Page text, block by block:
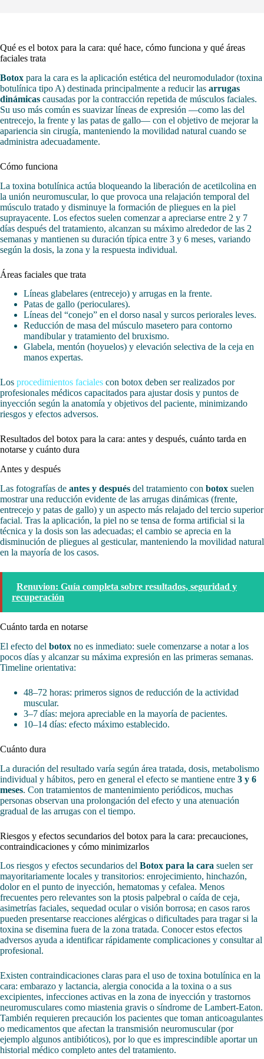
Qué es el botox para la cara: qué hace, cómo funciona y qué áreas
faciales trata
Botox para la cara es la aplicación estética del neuromodulador (toxina
botulínica tipo A) destinada principalmente a reducir las arrugas
dinámicas causadas por la contracción repetida de músculos faciales.
Su uso más común es suavizar líneas de expresión —como las del
entrecejo, la frente y las patas de gallo— con el objetivo de mejorar la
apariencia sin cirugía, manteniendo la movilidad natural cuando se
administra adecuadamente.
Cómo funciona
La toxina botulínica actúa bloqueando la liberación de acetilcolina en
la unión neuromuscular, lo que provoca una relajación temporal del
músculo tratado y disminuye la formación de pliegues en la piel
suprayacente. Los efectos suelen comenzar a apreciarse entre 2 y 7
días después del tratamiento, alcanzan su máximo alrededor de las 2
semanas y mantienen su duración típica entre 3 y 6 meses, variando
según la dosis, la zona y la respuesta individual.
Áreas faciales que trata
Líneas glabelares (entrecejo) y arrugas en la frente.
Patas de gallo (perioculares).
Líneas del “conejo” en el dorso nasal y surcos periorales leves.
Reducción de masa del músculo masetero para contorno
mandibular y tratamiento del bruxismo.
Glabela, mentón (hoyuelos) y elevación selectiva de la ceja en
manos expertas.
Los procedimientos faciales con botox deben ser realizados por
profesionales médicos capacitados para ajustar dosis y puntos de
inyección según la anatomía y objetivos del paciente, minimizando
riesgos y efectos adversos.
Resultados del botox para la cara: antes y después, cuánto tarda en
notarse y cuánto dura
Antes y después
Las fotografías de antes y después del tratamiento con botox suelen
mostrar una reducción evidente de las arrugas dinámicas (frente,
entrecejo y patas de gallo) y un aspecto más relajado del tercio superior
facial. Tras la aplicación, la piel no se tensa de forma artificial si la
técnica y la dosis son las adecuadas; el cambio se aprecia en la
disminución de pliegues al gesticular, manteniendo la movilidad natural
en la mayoría de los casos.
Renuvion: Guía completa sobre resultados, seguridad y
recuperación
Cuánto tarda en notarse
El efecto del botox no es inmediato: suele comenzarse a notar a los
pocos días y alcanzar su máxima expresión en las primeras semanas.
Timeline orientativa:
48–72 horas: primeros signos de reducción de la actividad
muscular.
3–7 días: mejora apreciable en la mayoría de pacientes.
10–14 días: efecto máximo establecido.
Cuánto dura
La duración del resultado varía según área tratada, dosis, metabolismo
individual y hábitos, pero en general el efecto se mantiene entre 3 y 6
meses. Con tratamientos de mantenimiento periódicos, muchas
personas observan una prolongación del efecto y una atenuación
gradual de las arrugas con el tiempo.
Riesgos y efectos secundarios del botox para la cara: precauciones,
contraindicaciones y cómo minimizarlos
Los riesgos y efectos secundarios del Botox para la cara suelen ser
mayoritariamente locales y transitorios: enrojecimiento, hinchazón,
dolor en el punto de inyección, hematomas y cefalea. Menos
frecuentes pero relevantes son la ptosis palpebral o caída de ceja,
asimetrías faciales, sequedad ocular o visión borrosa; en casos raros
pueden presentarse reacciones alérgicas o dificultades para tragar si la
toxina se disemina fuera de la zona tratada. Conocer estos efectos
adversos ayuda a identificar rápidamente complicaciones y consultar al
profesional.
Existen contraindicaciones claras para el uso de toxina botulínica en la
cara: embarazo y lactancia, alergia conocida a la toxina o a sus
excipientes, infecciones activas en la zona de inyección y trastornos
neuromusculares como miastenia gravis o síndrome de Lambert-Eaton.
También requieren precaución los pacientes que toman anticoagulantes
o medicamentos que afectan la transmisión neuromuscular (por
ejemplo algunos antibióticos), por lo que es imprescindible aportar un
historial médico completo antes del tratamiento.